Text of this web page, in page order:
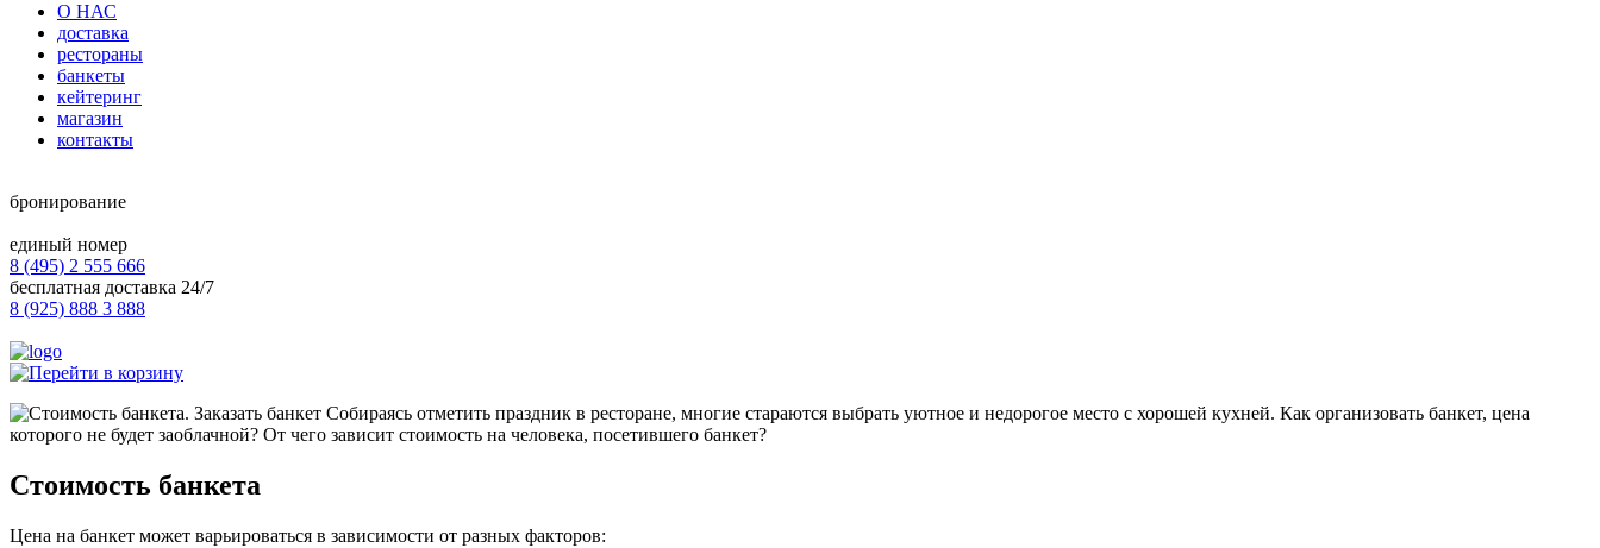
О НАС
доставка
рестораны
банкеты
кейтеринг
магазин
контакты
бронирование
единый номер
8 (495) 2 555 666
бесплатная доставка 24/7
8 (925) 888 3 888
Собираясь отметить праздник в ресторане, многие стараются выбрать уютное и недорогое место с хорошей кухней. Как организовать банкет, цена
которого не будет заоблачной? От чего зависит стоимость на человека, посетившего банкет?
Стоимость банкета
Цена на банкет может варьироваться в зависимости от разных факторов: